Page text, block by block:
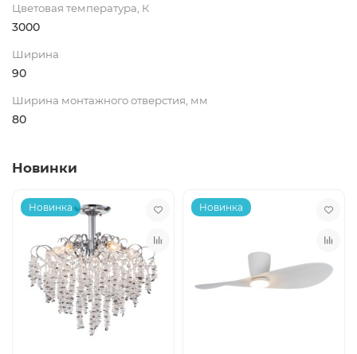
Цветовая температура, К
3000
Ширина
90
Ширина монтажного отверстия, мм
80
Новинки
Новинка Новинка